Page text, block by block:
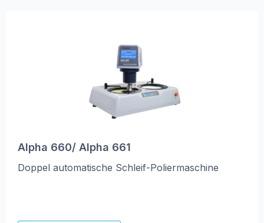
Alpha 660/ Alpha 661
Doppel automatische Schleif-Poliermaschine